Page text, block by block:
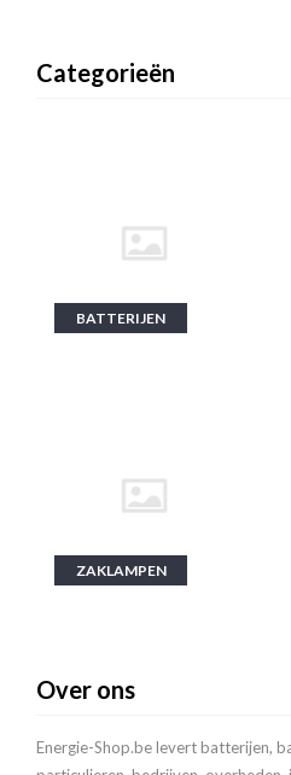
Categorieën
BATTERIJEN
ZAKLAMPEN
Over ons
Energie-Shop.be levert batterijen,